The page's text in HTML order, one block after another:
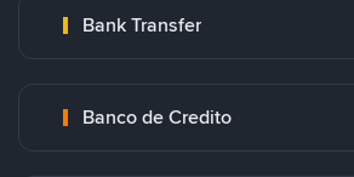
Bank Transfer
Banco de Credito